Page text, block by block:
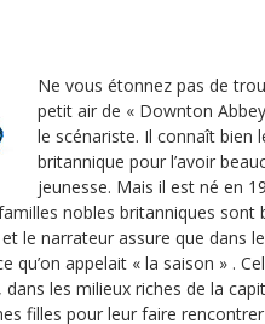
Ne vous étonnez pas de
petit air de « Downton
le scénariste. Il connaît bien
britannique pour l’avoir
jeunesse. Mais il est né en
nobles britanniques sont
le narrateur assure que dans
qu’on appelait « la saison » .
dans les milieux riches de la
filles pour leur faire